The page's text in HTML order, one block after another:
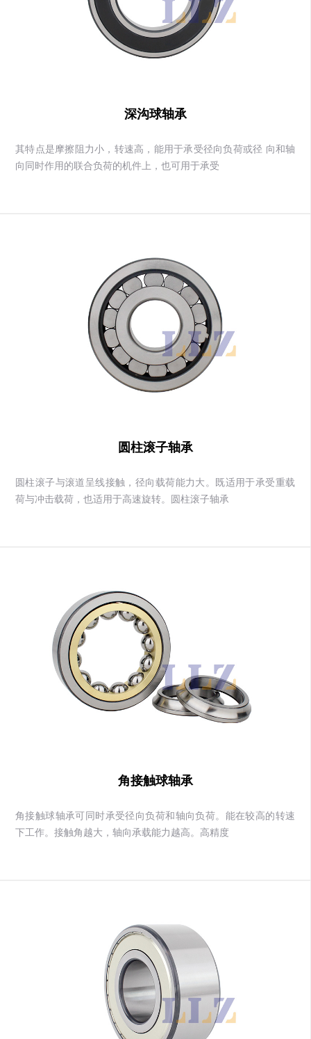
深沟球轴承
其特点是摩擦阻力小，转速高，能用于承受径向负荷或径 向和轴
向同时作用的联合负荷的机件上，也可用于承受
圆柱滚子轴承
圆柱滚子与滚道呈线接触，径向载荷能力大。既适用于承受重载
荷与冲击载荷，也适用于高速旋转。圆柱滚子轴承
角接触球轴承
角接触球轴承可同时承受径向负荷和轴向负荷。能在较高的转速
下工作。接触角越大，轴向承载能力越高。高精度